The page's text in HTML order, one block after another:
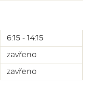
6:15 - 14:15
zavřeno
zavřeno